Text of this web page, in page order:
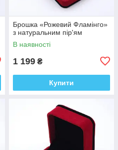
Брошка «Рожевий Фламінго»
з натуральним пір'ям
В наявності
1 199 ₴
Купити